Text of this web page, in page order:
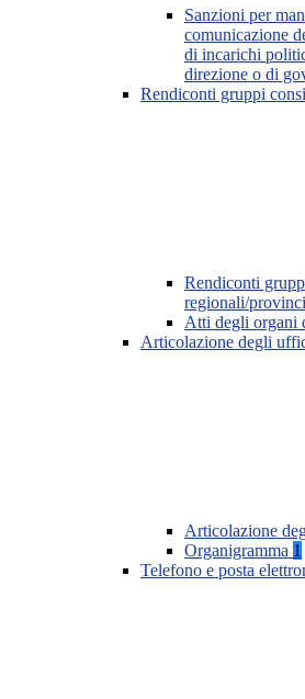
Sanzioni per
comunicazione
di incarichi
direzione o di
Rendiconti gruppi
Rendiconti
regionali/
Atti degli organi
Articolazione degli
Articolazione
Organigramma 1
Telefono e posta